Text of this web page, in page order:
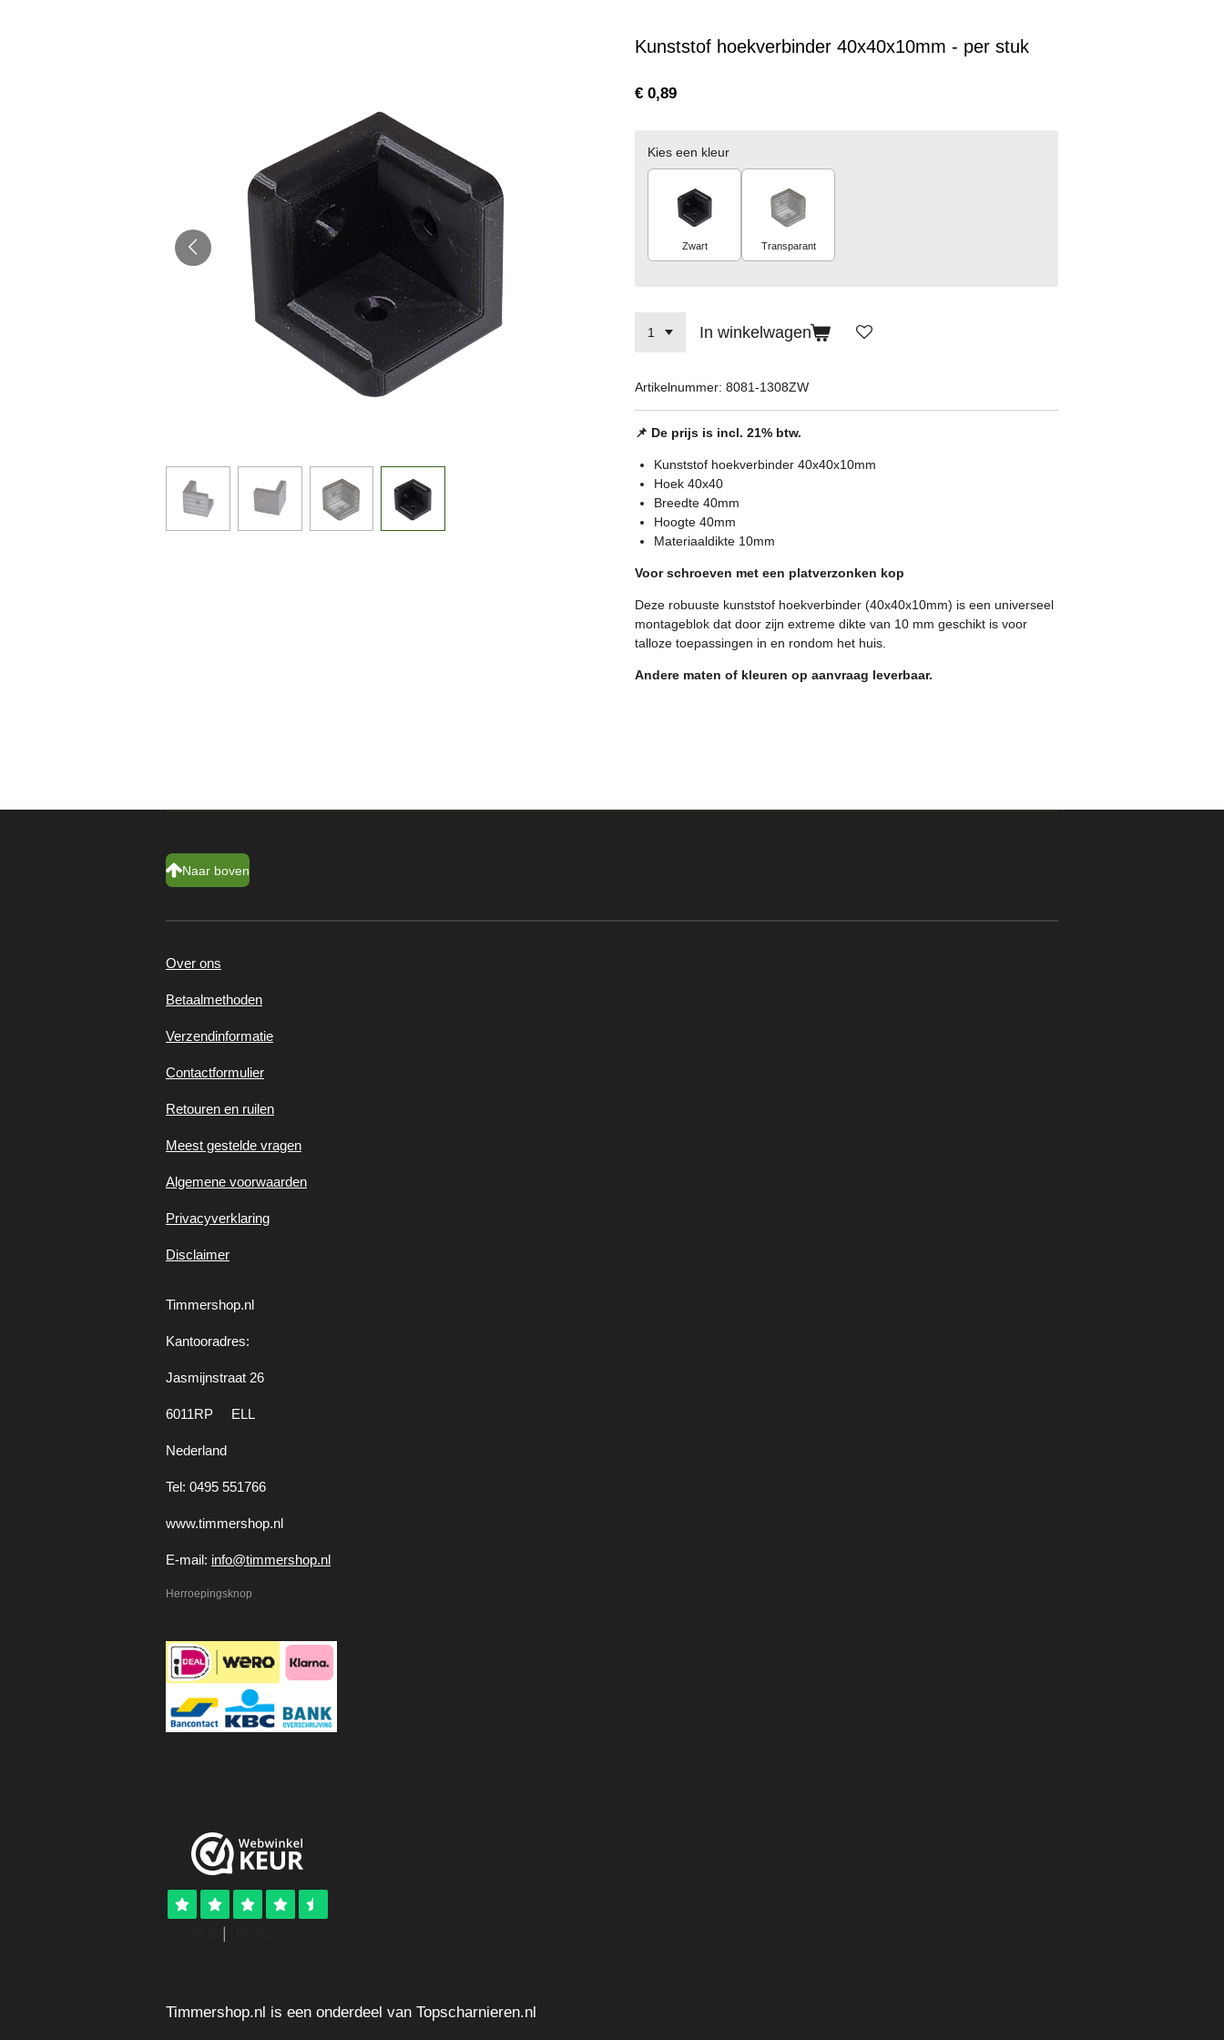
Kunststof hoekverbinder 40x40x10mm - per stuk
€ 0,89
Kies een kleur
Zwart Transparant
In winkelwagen
Artikelnummer: 8081-1308ZW
📌 De prijs is incl. 21% btw.
Kunststof hoekverbinder 40x40x10mm
Hoek 40x40
Breedte 40mm
Hoogte 40mm
Materiaaldikte 10mm
Voor schroeven met een platverzonken kop
Deze robuuste kunststof hoekverbinder (40x40x10mm) is een universeel
montageblok dat door zijn extreme dikte van 10 mm geschikt is voor
talloze toepassingen in en rondom het huis.
Andere maten of kleuren op aanvraag leverbaar.
Naar boven
Over ons
Betaalmethoden
Verzendinformatie
Contactformulier
Retouren en ruilen
Meest gestelde vragen
Algemene voorwaarden
Privacyverklaring
Disclaimer
Timmershop.nl
Kantooradres:
Jasmijnstraat 26
6011RP ELL
Nederland
Tel: 0495 551766
www.timmershop.nl
E-mail: info@timmershop.nl
Herroepingsknop
Timmershop.nl is een onderdeel van Topscharnieren.nl